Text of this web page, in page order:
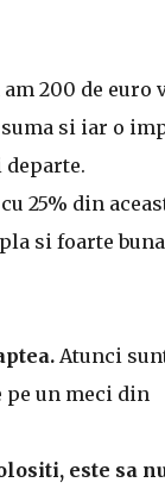
200 de euro
suma si iar o
departe.
25% din
si foarte buna
Atunci
un meci din
este sa